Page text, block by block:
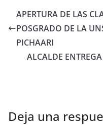
APERTURA DE LAS
POSGRADO DE LA
PICHAARI
ALCALDE
Deja una